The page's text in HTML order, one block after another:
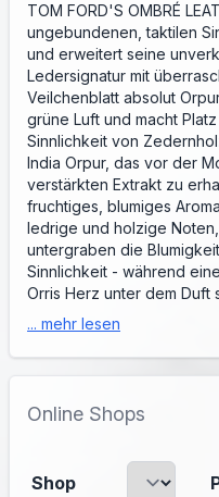
TOM FORD'S OMBRÉ
ungebundenen, taktilen
und erweitert seine
Ledersignatur mit
Veilchenblatt absolut
grüne Luft und macht
Sinnlichkeit von
India Orpur, das vor der
verstärkten Extrakt zu
fruchtiges, blumiges
ledrige und holzige
untergraben die
Sinnlichkeit - während
Orris Herz unter dem Duft
... mehr lesen
Online Shops
Shop